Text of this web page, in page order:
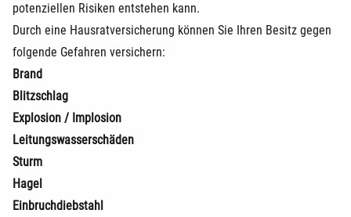
potenziellen Risiken entstehen kann.
Durch eine Hausratversicherung können Sie Ihren Besitz gegen
folgende Gefahren versichern:
Brand
Blitzschlag
Explosion / Implosion
Leitungswasserschäden
Sturm
Hagel
Einbruchdiebstahl